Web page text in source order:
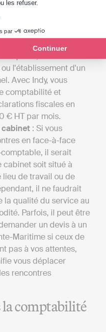
les refuser.
par
Continuer
euros par an pour une
à un comptable
plusieurs milliers
nécessite une
l'établissement d'un
Avec Indy, vous
comptabilité et
fiscales en
€ HT par mois.
cabinet : Si vous
en face-à-face
il serait
cabinet soit situé à
de travail ou de
il ne faudrait
la qualité du service au
Parfois, il peut être
un devis à un
Maritime si ceux de
pas à vos attentes,
vous déplacer
rencontres
la comptabilité